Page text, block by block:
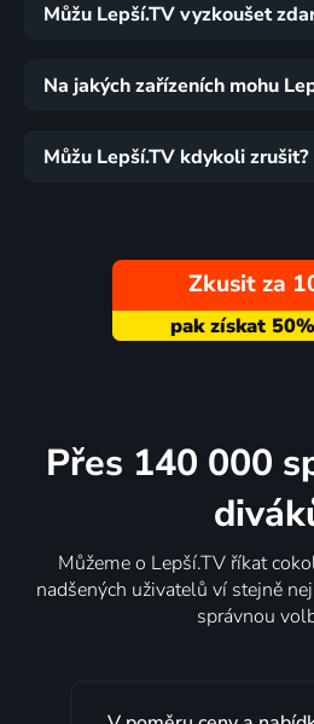
Můžu Lepší.TV vyzkoušet
Na jakých zařízeních mohu
Můžu Lepší.TV kdykoli zrušit?
Zkusit za
Přes 140 000
Můžeme o Lepší.TV říkat
nadšených uživatelů ví stejně
správnou